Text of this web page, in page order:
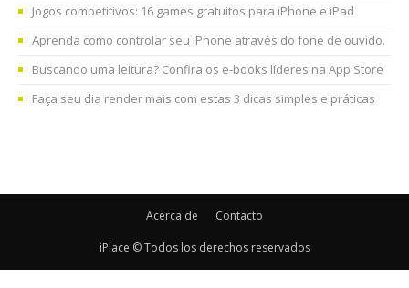
Jogos competitivos: 16 games gratuitos para iPhone e iPad
Aprenda como controlar seu iPhone através do fone de ouvido.
Buscando uma leitura? Confira os e-books líderes na App Store
Faça seu dia render mais com estas 3 dicas simples e práticas
Acerca de Contacto
iPlace © Todos los derechos reservados